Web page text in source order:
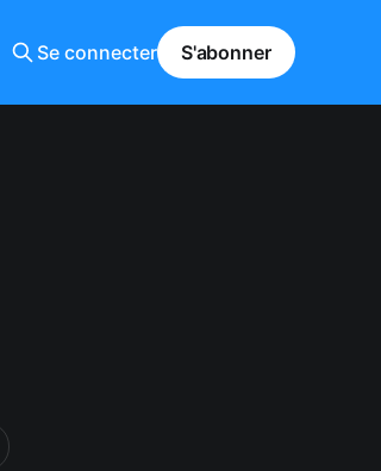
Se connecter S'abonner